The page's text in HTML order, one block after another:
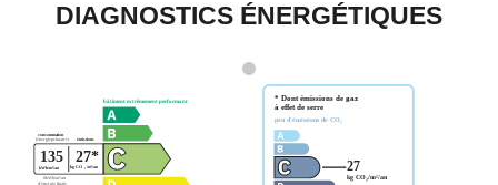
DIAGNOSTICS ÉNERGÉTIQUES